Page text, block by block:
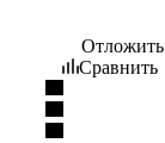
Отложить
Сравнить